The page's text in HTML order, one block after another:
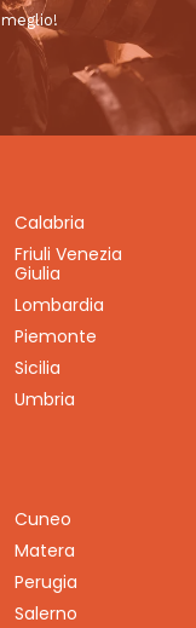
Calabria
Friuli Venezia
Giulia
Lombardia
Piemonte
Sicilia
Umbria
Cuneo
Matera
Perugia
Salerno